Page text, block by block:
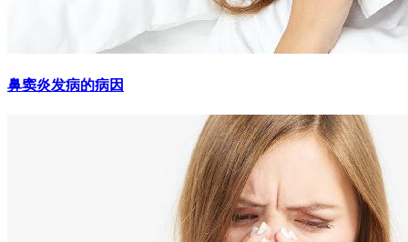
鼻窦炎发病的病因